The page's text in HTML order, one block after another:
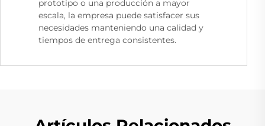
prototipo o una producción a mayor
escala, la empresa puede satisfacer sus
necesidades manteniendo una calidad y
tiempos de entrega consistentes.